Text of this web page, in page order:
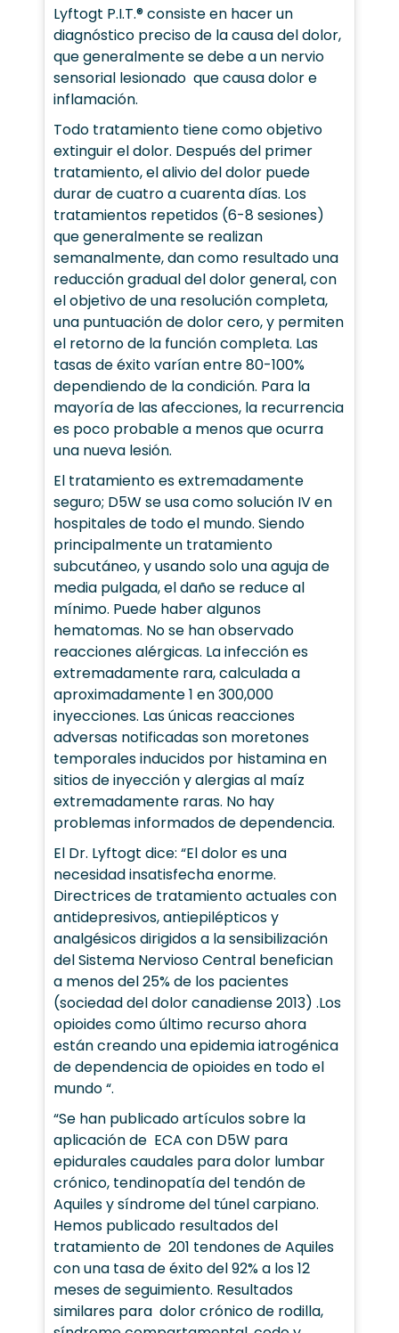
Lyftogt P.I.T.® consiste en hacer un
diagnóstico preciso de la causa del dolor,
que generalmente se debe a un nervio
sensorial lesionado que causa dolor e
inflamación.
Todo tratamiento tiene como objetivo
extinguir el dolor. Después del primer
tratamiento, el alivio del dolor puede
durar de cuatro a cuarenta días. Los
tratamientos repetidos (6-8 sesiones)
que generalmente se realizan
semanalmente, dan como resultado una
reducción gradual del dolor general, con
el objetivo de una resolución completa,
una puntuación de dolor cero, y permiten
el retorno de la función completa. Las
tasas de éxito varían entre 80-100%
dependiendo de la condición. Para la
mayoría de las afecciones, la recurrencia
es poco probable a menos que ocurra
una nueva lesión.
El tratamiento es extremadamente
seguro; D5W se usa como solución IV en
hospitales de todo el mundo. Siendo
principalmente un tratamiento
subcutáneo, y usando solo una aguja de
media pulgada, el daño se reduce al
mínimo. Puede haber algunos
hematomas. No se han observado
reacciones alérgicas. La infección es
extremadamente rara, calculada a
aproximadamente 1 en 300,000
inyecciones. Las únicas reacciones
adversas notificadas son moretones
temporales inducidos por histamina en
sitios de inyección y alergias al maíz
extremadamente raras. No hay
problemas informados de dependencia.
El Dr. Lyftogt dice: “El dolor es una
necesidad insatisfecha enorme.
Directrices de tratamiento actuales con
antidepresivos, antiepilépticos y
analgésicos dirigidos a la sensibilización
del Sistema Nervioso Central benefician
a menos del 25% de los pacientes
(sociedad del dolor canadiense 2013) .Los
opioides como último recurso ahora
están creando una epidemia iatrogénica
de dependencia de opioides en todo el
mundo “.
“Se han publicado artículos sobre la
aplicación de ECA con D5W para
epidurales caudales para dolor lumbar
crónico, tendinopatía del tendón de
Aquiles y síndrome del túnel carpiano.
Hemos publicado resultados del
tratamiento de 201 tendones de Aquiles
con una tasa de éxito del 92% a los 12
meses de seguimiento. Resultados
similares para dolor crónico de rodilla,